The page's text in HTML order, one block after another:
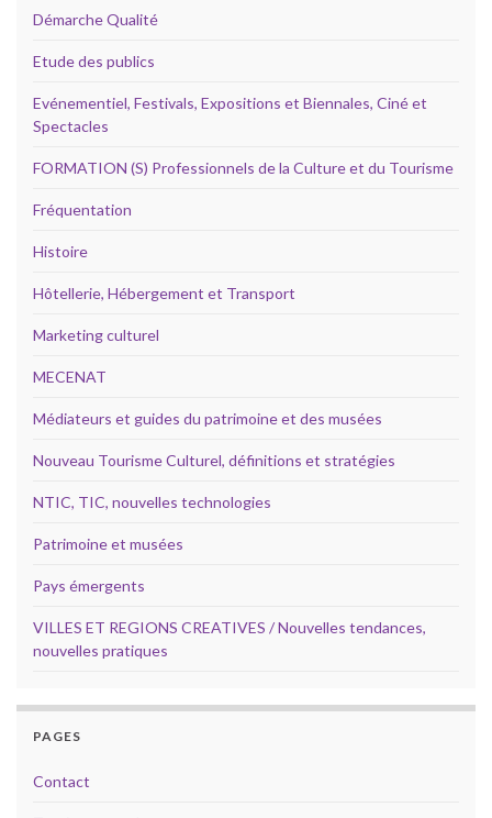
Démarche Qualité
Etude des publics
Evénementiel, Festivals, Expositions et Biennales, Ciné et
Spectacles
FORMATION (S) Professionnels de la Culture et du Tourisme
Fréquentation
Histoire
Hôtellerie, Hébergement et Transport
Marketing culturel
MECENAT
Médiateurs et guides du patrimoine et des musées
Nouveau Tourisme Culturel, définitions et stratégies
NTIC, TIC, nouvelles technologies
Patrimoine et musées
Pays émergents
VILLES ET REGIONS CREATIVES / Nouvelles tendances,
nouvelles pratiques
PAGES
Contact